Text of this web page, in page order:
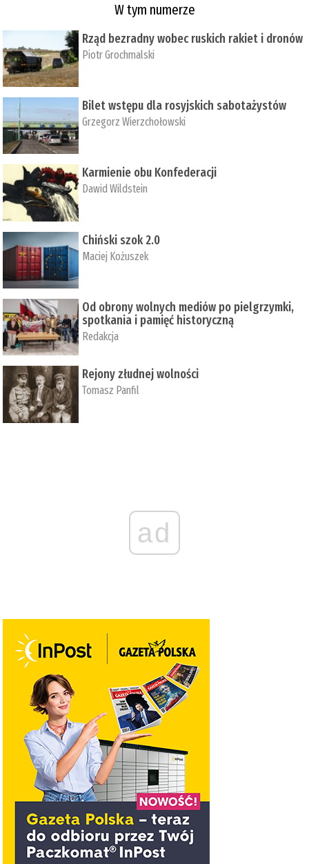
W tym numerze
Rząd bezradny wobec ruskich rakiet i dronów
Piotr Grochmalski
Bilet wstępu dla rosyjskich sabotażystów
Grzegorz Wierzchołowski
Karmienie obu Konfederacji
Dawid Wildstein
Chiński szok 2.0
Maciej Kożuszek
Od obrony wolnych mediów po pielgrzymki,
spotkania i pamięć historyczną
Redakcja
Rejony złudnej wolności
Tomasz Panfil
ad